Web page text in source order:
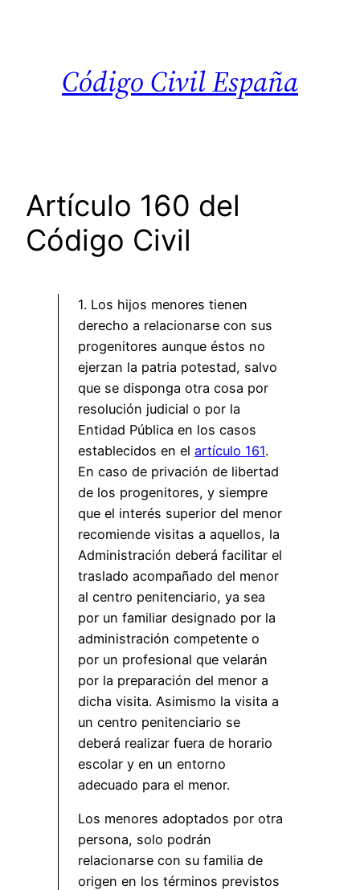
Código Civil España
Artículo 160 del
Código Civil
1. Los hijos menores tienen
derecho a relacionarse con sus
progenitores aunque éstos no
ejerzan la patria potestad, salvo
que se disponga otra cosa por
resolución judicial o por la
Entidad Pública en los casos
establecidos en el artículo 161.
En caso de privación de libertad
de los progenitores, y siempre
que el interés superior del menor
recomiende visitas a aquellos, la
Administración deberá facilitar el
traslado acompañado del menor
al centro penitenciario, ya sea
por un familiar designado por la
administración competente o
por un profesional que velarán
por la preparación del menor a
dicha visita. Asimismo la visita a
un centro penitenciario se
deberá realizar fuera de horario
escolar y en un entorno
adecuado para el menor.
Los menores adoptados por otra
persona, solo podrán
relacionarse con su familia de
origen en los términos previstos